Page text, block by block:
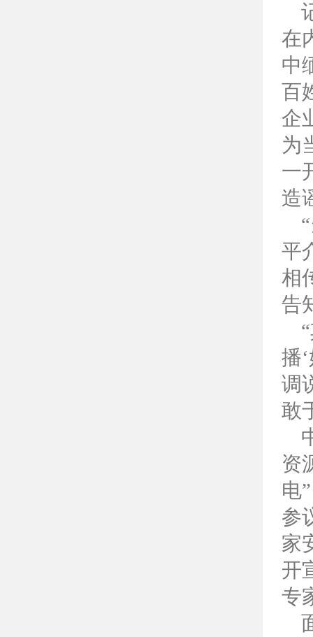
在
中
百
企
为
一
造
平
相
告
播
调
敢
资
电
参
家
开
专